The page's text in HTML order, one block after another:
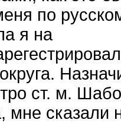
по
я на
ст. м.
мне сказали